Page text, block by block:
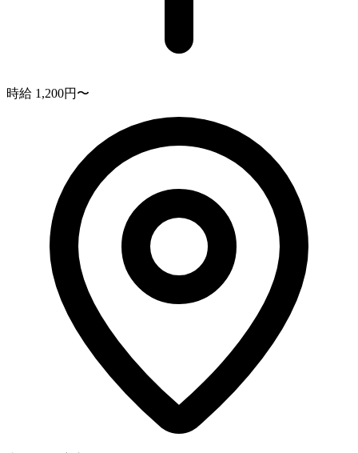
時給 1,200円〜